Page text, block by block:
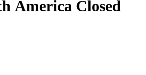
America Closed